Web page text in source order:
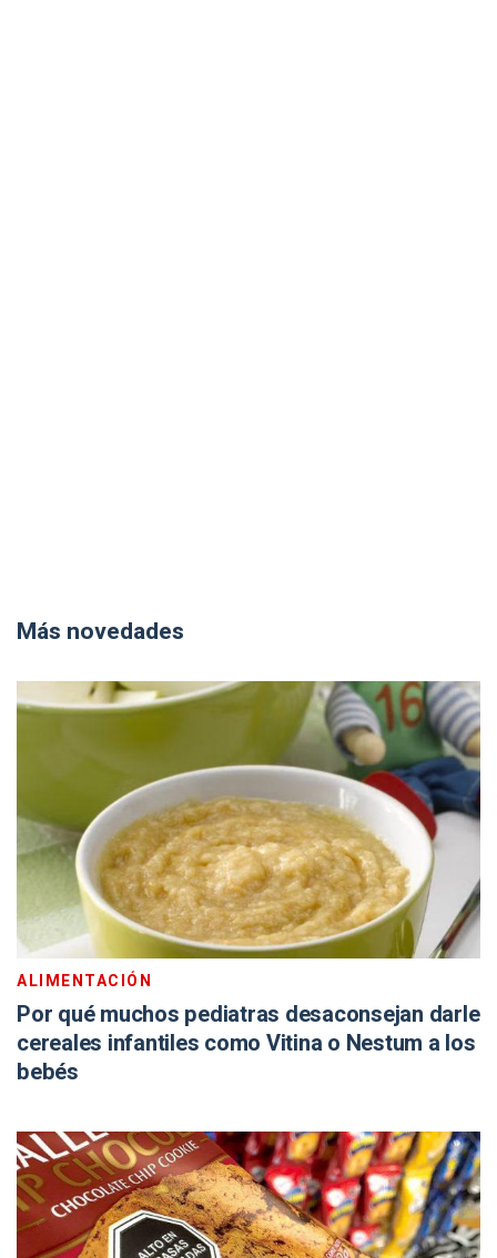
Más novedades
ALIMENTACIÓN
Por qué muchos pediatras desaconsejan darle
cereales infantiles como Vitina o Nestum a los
bebés